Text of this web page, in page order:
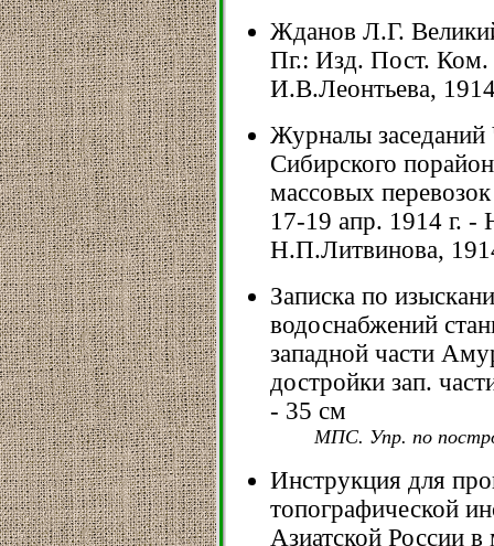
Жданов Л.Г.
Пг.: Изд. Пост. Ком.
И.В.Леонтьева,
Журналы заседаний
Сибирского
массовых
17-19 апр. 1914 г. -
Н.П.Литвинова,
Записка по
водоснабжений
западной части
достройки зап.
- 35 см
МПС. Упр. по
Инструкция для
топографической
Азиатской России